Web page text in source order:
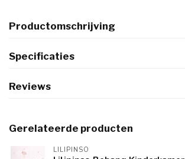
Productomschrijving
Specificaties
Reviews
Gerelateerde producten
LILIPINSO